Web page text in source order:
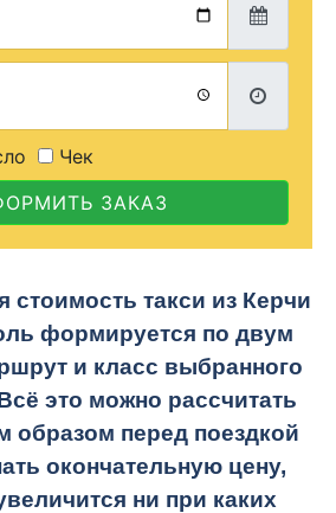
Чек
ЗАКАЗ
стоимость такси из Керчи
формируется по двум
и класс выбранного
это можно рассчитать
образом перед поездкой
окончательную цену,
ни при каких